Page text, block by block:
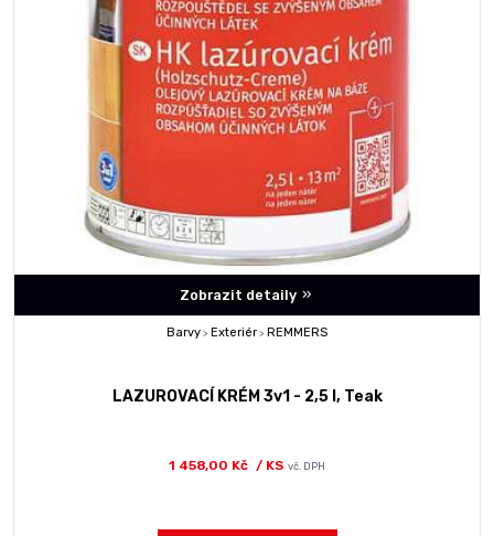
Zobrazit detaily
Barvy>Exteriér>REMMERS
LAZUROVACÍ KRÉM 3v1 - 2,5 l, Teak
1 458,00 Kč / KS vč. DPH